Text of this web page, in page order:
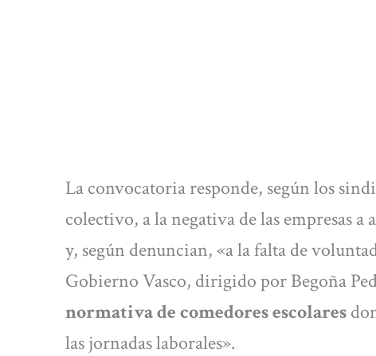
La convocatoria responde, según los
colectivo, a la negativa de las empresas a
y, según denuncian, «a la falta de
Gobierno Vasco, dirigido por Begoña
normativa de comedores escolares
las jornadas laborales».